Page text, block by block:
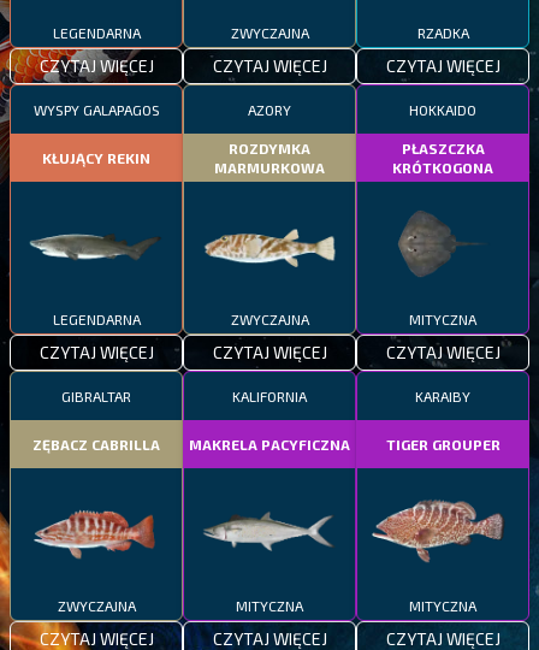
LEGENDARNA
CZYTAJ WIĘCEJ
ZWYCZAJNA
CZYTAJ WIĘCEJ
RZADKA
CZYTAJ WIĘCEJ
WYSPY GALAPAGOS
KŁUJĄCY REKIN
LEGENDARNA
CZYTAJ WIĘCEJ
AZORY
ROZDYMKA
MARMURKOWA
ZWYCZAJNA
CZYTAJ WIĘCEJ
HOKKAIDO
PŁASZCZKA
KRÓTKOGONA
MITYCZNA
CZYTAJ WIĘCEJ
GIBRALTAR
ZĘBACZ CABRILLA
ZWYCZAJNA
CZYTAJ WIĘCEJ
KALIFORNIA
MAKRELA PACYFICZNA
MITYCZNA
CZYTAJ WIĘCEJ
KARAIBY
TIGER GROUPER
MITYCZNA
CZYTAJ WIĘCEJ